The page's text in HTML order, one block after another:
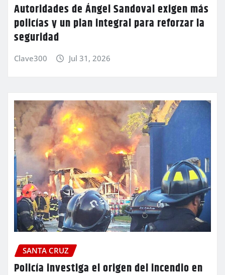
Autoridades de Ángel Sandoval exigen más
policías y un plan integral para reforzar la
seguridad
Clave300 Jul 31, 2026
SANTA CRUZ
Policía investiga el origen del incendio en